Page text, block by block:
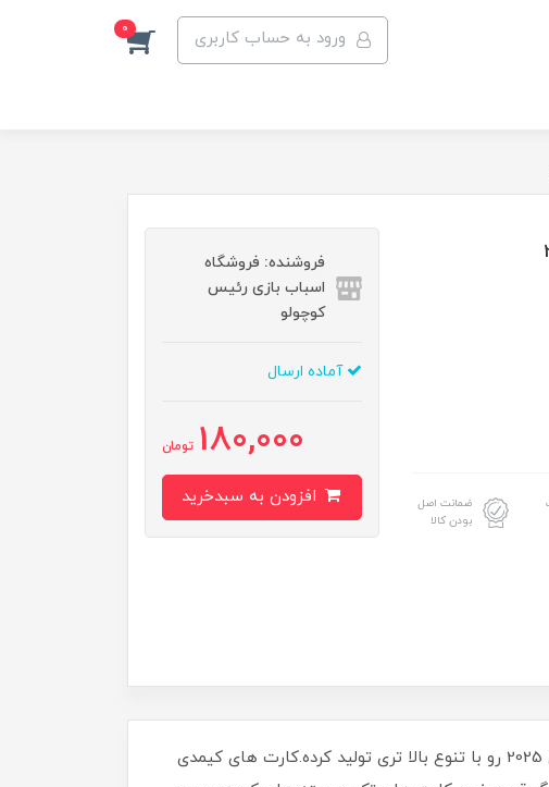
ورود به حساب کاربری 0
ضمانت اصل
بودن کالا
فروشنده: فروشگاه
اسباب بازی رئیس
کوچولو
آماده ارسال
180,000 تومان
شرکت کیمدی که از کارت های محبوب کیمدی فوتبال سری 2024 تجربه خوبی کسب کرده بود، کارت های سری 2025 رو با تنوع بالا تری تولید کرده.کارت های کیمدی